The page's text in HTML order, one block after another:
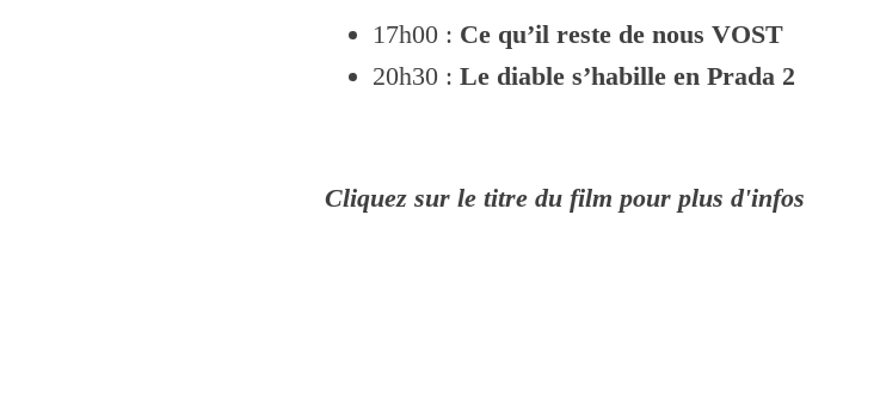
17h00 : Ce qu’il reste de nous VOST
20h30 : Le diable s’habille en Prada 2
Cliquez sur le titre du film pour plus d'infos